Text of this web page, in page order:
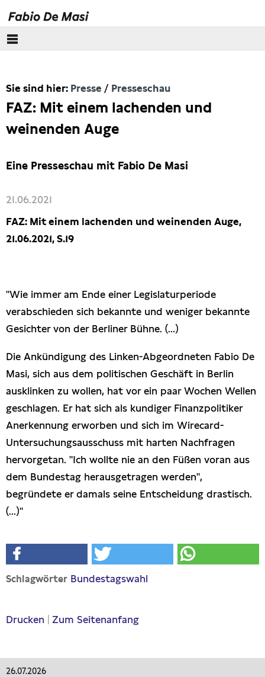
Europäisches Parlament
Themen
Publikationen
Sie sind hier: Presse Presseschau
FAZ: Mit einem lachenden und
weinenden Auge
Eine Presseschau mit Fabio De Masi
21.06.2021
FAZ: Mit einem lachenden und weinenden Auge,
21.06.2021, S.19
"Wie immer am Ende einer Legislaturperiode
verabschieden sich bekannte und weniger bekannte
Gesichter von der Berliner Bühne. (...)
Die Ankündigung des Linken-Abgeordneten Fabio De
Masi, sich aus dem politischen Geschäft in Berlin
ausklinken zu wollen, hat vor ein paar Wochen Wellen
geschlagen. Er hat sich als kundiger Finanzpolitiker
Anerkennung erworben und sich im Wirecard-
Untersuchungsausschuss mit harten Nachfragen
hervorgetan. "Ich wollte nie an den Füßen voran aus
dem Bundestag herausgetragen werden",
begründete er damals seine Entscheidung drastisch.
(...)"
Schlagwörter Bundestagswahl
Drucken Zum Seitenanfang
26.07.2026